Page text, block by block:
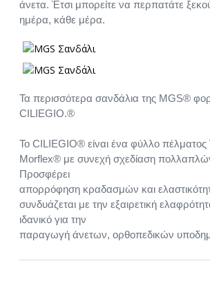
άνετα. Έτσι μπορείτε να περπατάτε
ημέρα, κάθε μέρα.
Τα περισσότερα σανδάλια της MGS®
CILIEGIO.®
Το CILIEGIO® είναι ένα φύλλο
Morflex® με συνεχή σχεδίαση
Προσφέρει
απορρόφηση κραδασμών και
συνδυάζεται με την εξαιρετική
ιδανικό για την
παραγωγή άνετων, ορθοπεδικών